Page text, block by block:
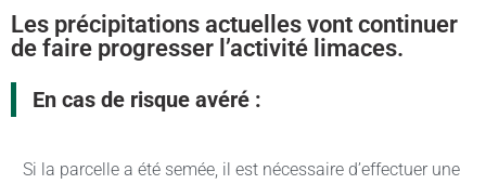
Les précipitations actuelles vont continuer
de faire progresser l’activité limaces.
En cas de risque avéré :
Si la parcelle a été semée, il est nécessaire d’effectuer une